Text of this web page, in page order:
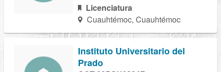
Licenciatura
Cuauhtémoc, Cuauhtémoc
Instituto Universitario del
Prado